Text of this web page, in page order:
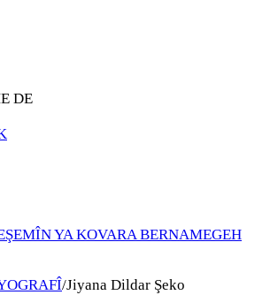
DE
YA KOVARA BERNAMEGEH
/Jiyana Dildar Şeko